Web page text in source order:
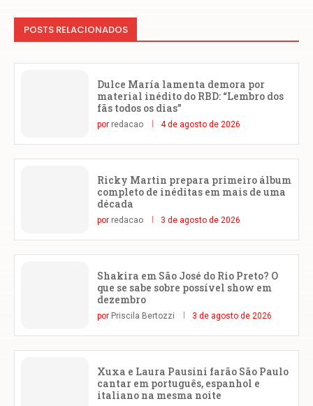
POSTS RELACIONADOS
Dulce María lamenta demora por
material inédito do RBD: “Lembro dos
fãs todos os dias”
por redacao 4 de agosto de 2026
Ricky Martin prepara primeiro álbum
completo de inéditas em mais de uma
década
por redacao 3 de agosto de 2026
Shakira em São José do Rio Preto? O
que se sabe sobre possível show em
dezembro
por Priscila Bertozzi 3 de agosto de 2026
Xuxa e Laura Pausini farão São Paulo
cantar em português, espanhol e
italiano na mesma noite